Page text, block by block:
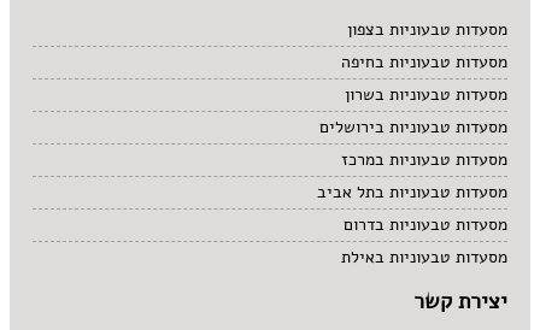
מסעדות טבעוניות בצפון
מסעדות טבעוניות בחיפה
מסעדות טבעוניות בשרון
מסעדות טבעוניות בירושלים
מסעדות טבעוניות במרכז
מסעדות טבעוניות בתל אביב
מסעדות טבעוניות בדרום
מסעדות טבעוניות באילת
יצירת קשר